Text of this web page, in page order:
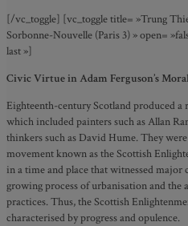
[/vc_toggle] [vc_toggle title= »Trung
Sorbonne-Nouvelle (Paris 3) » open=
last »]
Civic Virtue in Adam Ferguson’s
Eighteenth-century Scotland produced
which included painters such as Allan
thinkers such as David Hume. They
movement known as the Scottish
in a time and place that witnessed major
growing process of urbanisation and
practices. Thus, the Scottish
characterised by progress and opulence.